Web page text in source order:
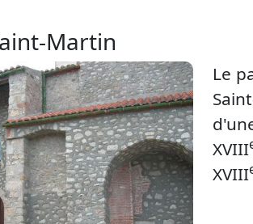
Martin
Le
XVIII
XVIII